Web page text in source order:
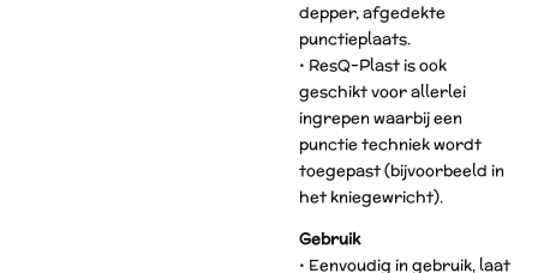
depper, afgedekte
punctieplaats.
• ResQ-Plast is ook
geschikt voor allerlei
ingrepen waarbij een
punctie techniek wordt
toegepast (bijvoorbeeld in
het kniegewricht).
Gebruik
• Eenvoudig in gebruik, laat